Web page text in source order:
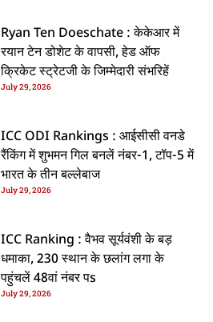
Ryan Ten Doeschate : केकेआर में
रयान टेन डोशेट के वापसी, हेड ऑफ
क्रिकेट स्ट्रेटजी के जिम्मेदारी संभरिहें
July 29, 2026
ICC ODI Rankings : आईसीसी वनडे
रैंकिंग में शुभमन गिल बनलें नंबर-1, टॉप-5 में
भारत के तीन बल्लेबाज
July 29, 2026
ICC Ranking : वैभव सूर्यवंशी के बड़
धमाका, 230 स्थान के छलांग लगा के
पहुंचलें 48वां नंबर पs
July 29, 2026